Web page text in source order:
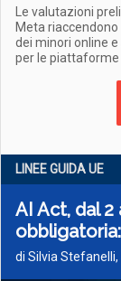
Le valutazioni
Meta
dei minori online
per le piattaforme
LINEE GUIDA UE
AI Act, dal
di Silvia